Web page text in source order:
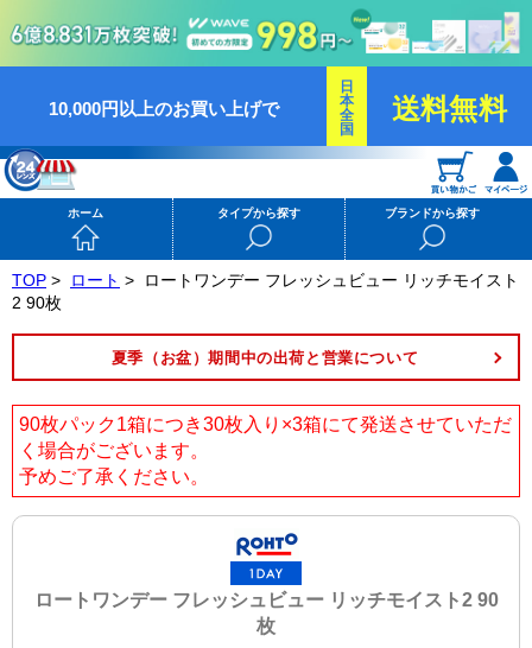
10,000円以上のお買い上げで
日
本
全
国
送料無料
ホーム タイプから探す ブランドから探す
TOP > ロート >
ロートワンデー フレッシュビュー リッチモイスト
2 90枚
夏季（お盆）期間中の出荷と営業について
90枚パック1箱につき30枚入り×3箱にて発送させていただ
く場合がございます。
予めご了承ください。
ロートワンデー フレッシュビュー リッチモイスト2 90
枚